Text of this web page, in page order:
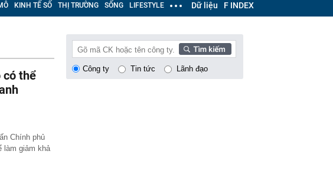
KINH TẾ SỐ THỊ TRƯỜNG SỐNG LIFESTYLE Dữ liệu F INDEX
có thể
Chính phủ
làm giảm khả
Công ty Tin tức Lãnh đạo